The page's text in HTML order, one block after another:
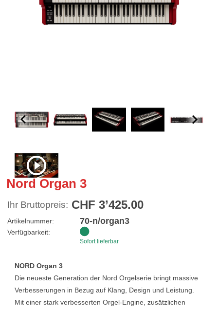
Nord Organ 3
Ihr Bruttopreis: CHF 3’425.00
Artikelnummer: 70-n/organ3
Verfügbarkeit:
Sofort lieferbar
NORD Organ 3
Die neueste Generation der Nord Orgelserie bringt massive
Verbesserungen in Bezug auf Klang, Design und Leistung.
Mit einer stark verbesserten Orgel-Engine, zusätzlichen